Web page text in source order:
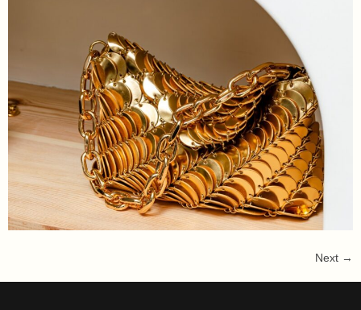
Next →